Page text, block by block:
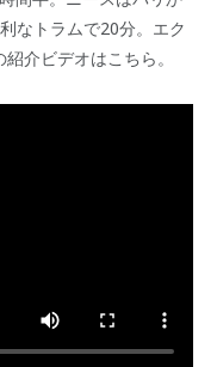
なトラムで20分。エク
介ビデオはこちら。